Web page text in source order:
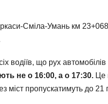
Сміла-Умань км 23+068
водіїв, що рух
не о 16:00, а о 17:30. Це
міст пропускатимуть до 21